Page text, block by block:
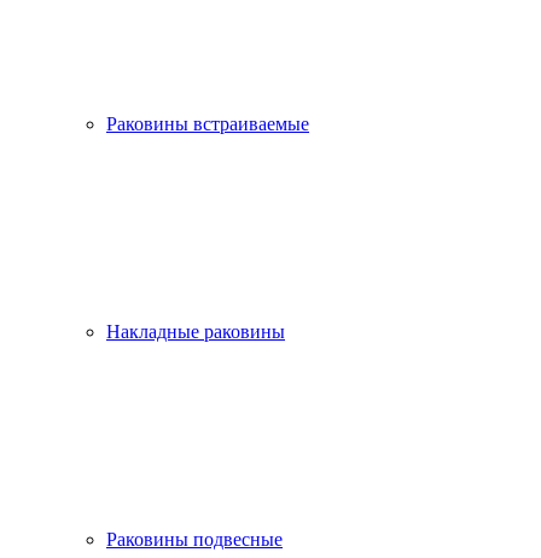
Раковины встраиваемые
Накладные раковины
Раковины подвесные